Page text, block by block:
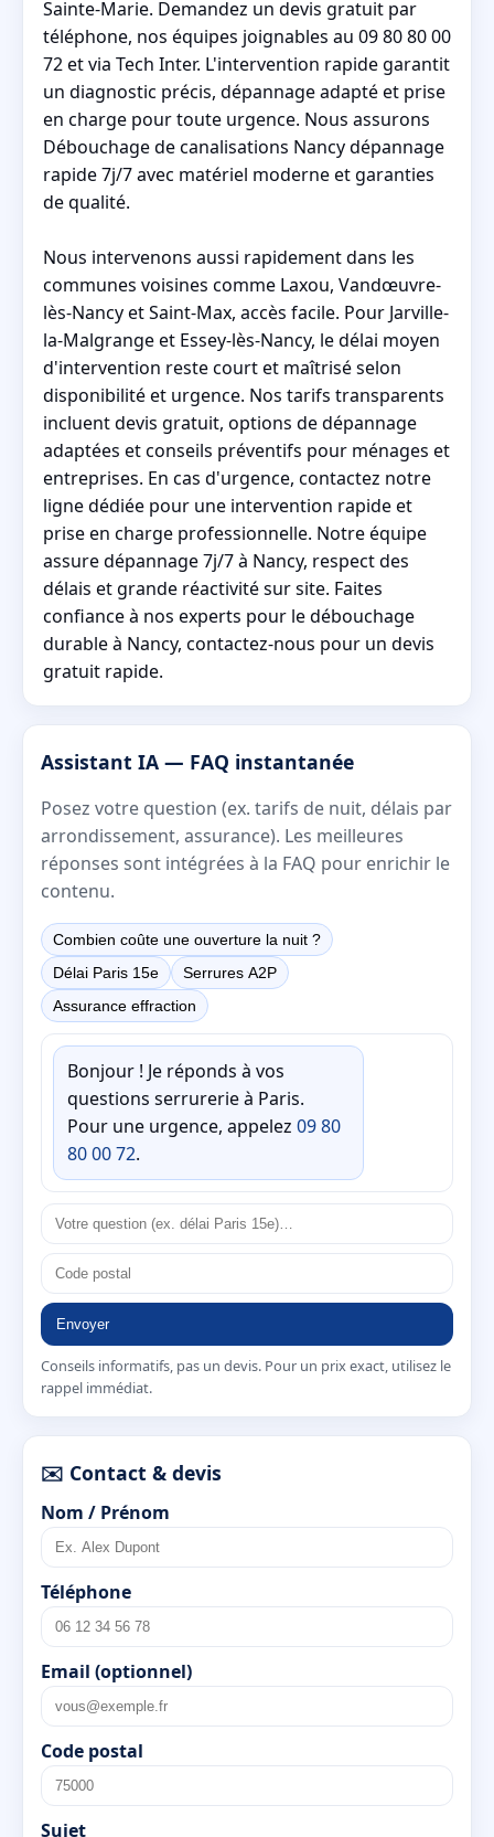
Sainte-Marie. Demandez un devis gratuit par
téléphone, nos équipes joignables au 09 80 80 00
72 et via Tech Inter. L'intervention rapide garantit
un diagnostic précis, dépannage adapté et prise
en charge pour toute urgence. Nous assurons
Débouchage de canalisations Nancy dépannage
rapide 7j/7 avec matériel moderne et garanties
de qualité.
Nous intervenons aussi rapidement dans les
communes voisines comme Laxou, Vandœuvre-
lès-Nancy et Saint-Max, accès facile. Pour Jarville-
la-Malgrange et Essey-lès-Nancy, le délai moyen
d'intervention reste court et maîtrisé selon
disponibilité et urgence. Nos tarifs transparents
incluent devis gratuit, options de dépannage
adaptées et conseils préventifs pour ménages et
entreprises. En cas d'urgence, contactez notre
ligne dédiée pour une intervention rapide et
prise en charge professionnelle. Notre équipe
assure dépannage 7j/7 à Nancy, respect des
délais et grande réactivité sur site. Faites
confiance à nos experts pour le débouchage
durable à Nancy, contactez-nous pour un devis
gratuit rapide.
Assistant IA — FAQ instantanée
Posez votre question (ex. tarifs de nuit, délais par
arrondissement, assurance). Les meilleures
réponses sont intégrées à la FAQ pour enrichir le
contenu.
Combien coûte une ouverture la nuit ?
Délai Paris 15e
Serrures A2P
Assurance effraction
Bonjour ! Je réponds à vos
questions serrurerie à Paris.
Pour une urgence, appelez 09 80
80 00 72.
Envoyer
Conseils informatifs, pas un devis. Pour un prix exact, utilisez le
rappel immédiat.
✉️ Contact & devis
Nom / Prénom
Téléphone
Email (optionnel)
Code postal
Sujet